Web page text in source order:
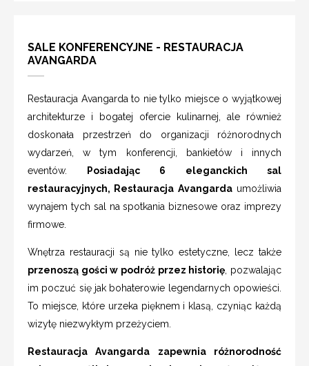
SALE KONFERENCYJNE - RESTAURACJA
AVANGARDA
Restauracja Avangarda to nie tylko miejsce o wyjątkowej
architekturze i bogatej ofercie kulinarnej, ale również
doskonała przestrzeń do organizacji różnorodnych
wydarzeń, w tym konferencji, bankietów i innych
eventów.
Posiadając 6 eleganckich sal
restauracyjnych, Restauracja Avangardaumożliwia
wynajem tych sal na spotkania biznesowe oraz imprezy
firmowe.
Wnętrza restauracji są nie tylko estetyczne, lecz także
przenoszą gości w podróż przez historię , pozwalając
im poczuć się jak bohaterowie legendarnych opowieści.
To miejsce, które urzeka pięknem i klasą, czyniąc każdą
wizytę niezwykłym przeżyciem.
Restauracja Avangarda zapewnia różnorodność